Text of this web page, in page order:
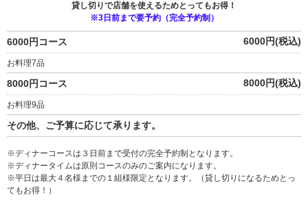
貸し切りで店舗を使えるためとってもお得！
※3日前まで要予約（完全予約制）
6000円コース 6000円(税込)
お料理7品
8000円コース 8000円(税込)
お料理9品
その他、ご予算に応じて承ります。
※ディナーコースは３日前まで受付の完全予約制となります。
※ディナータイムは原則コースのみのご案内になります。
※平日は最大４名様までの１組様限定となります。（貸し切りになるためとっ
てもお得！）